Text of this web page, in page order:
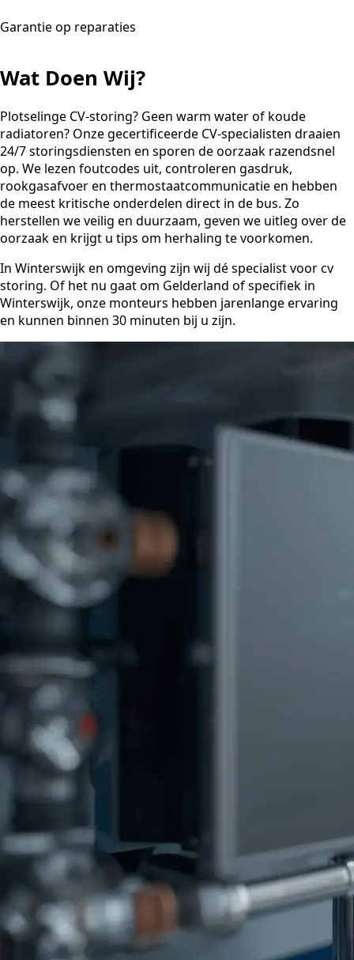
Garantie op reparaties
Wat Doen Wij?
Plotselinge CV-storing? Geen warm water of koude
radiatoren? Onze gecertificeerde CV-specialisten draaien
24/7 storingsdiensten en sporen de oorzaak razendsnel
op. We lezen foutcodes uit, controleren gasdruk,
rookgasafvoer en thermostaatcommunicatie en hebben
de meest kritische onderdelen direct in de bus. Zo
herstellen we veilig en duurzaam, geven we uitleg over de
oorzaak en krijgt u tips om herhaling te voorkomen.
In Winterswijk en omgeving zijn wij dé specialist voor cv
storing. Of het nu gaat om Gelderland of specifiek in
Winterswijk, onze monteurs hebben jarenlange ervaring
en kunnen binnen 30 minuten bij u zijn.